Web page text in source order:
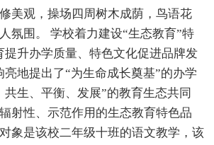
美观，操场四周树木成荫，鸟语花
氛围。 学校着力建设“生态教育”特
提升办学质量、特色文化促进品牌发
亮地提出了“为生命成长奠基”的办学
生、平衡、发展”的教育生态共同
射性、示范作用的生态教育特色品
象是该校二年级十班的语文教学，该